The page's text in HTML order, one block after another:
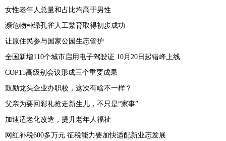
女性老年人总量和占比均高于男性
濒危物种绿孔雀人工繁育取得初步成功
让原住民参与国家公园生态管护
全国新增110个城市启用电子驾驶证 10月20日起错峰上线
COP15高级别会议形成三个重要成果
鼓励龙头企业办职校，这次有啥不一样？
父亲为要回彩礼抢走新生儿，不只是“家事”
加速适老化改造，提升老年人福祉
网红补税600多万元 征税能力要加快适配新业态发展